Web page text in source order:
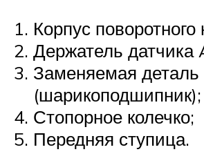
Корпус поворотного
Держатель датчика
Заменяемая деталь
(шарикоподшипник);
Стопорное колечко;
Передняя ступица.